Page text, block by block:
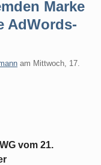
Marke
AdWords-
am Mittwoch, 17.
vom 21.